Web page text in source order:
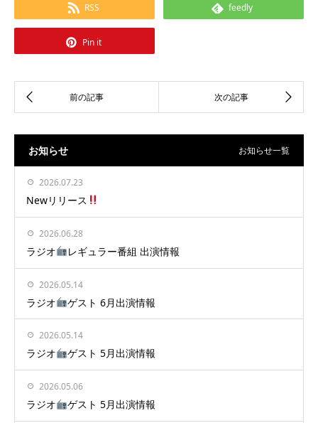
RSS feedly
Pin it
お知らせ お知らせ一覧
2026.07.23
Newリリース
2026.06.28
ラジオ レギュラー番組 出演情報
2026.05.14
ラジオ ゲスト 6月出演情報
2026.05.14
ラジオ ゲスト 5月出演情報
2026.05.06
ラジオ ゲスト 5月出演情報